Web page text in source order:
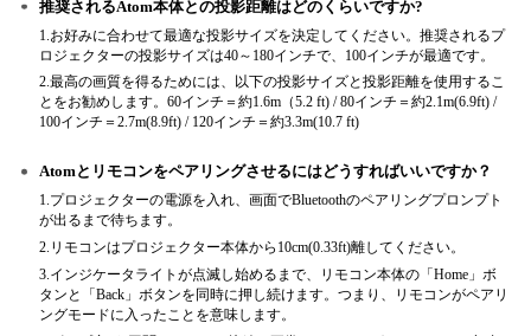
推奨されるAtom本体との投影距離はどのくらいですか?
1.お好みに合わせて最適な投影サイズを決定してください。推奨されるプ
ロジェクターの投影サイズは40～180インチで、100インチが最適です。
2.最高の画質を得るためには、以下の投影サイズと投影距離を使用するこ
とをお勧めします。60インチ＝約1.6m（5.2 ft) / 80インチ＝約2.1m(6.9ft) /
100インチ＝2.7m(8.9ft) / 120インチ＝約3.3m(10.7 ft)
Atomとリモコンをペアリングさせるにはどうすればいいですか？
1.プロジェクターの電源を入れ、画面でBluetoothのペアリングプロンプト
が出るまで待ちます。
2.リモコンはプロジェクター本体から10cm(0.33ft)離してください。
3.インジケータライトが点滅し始めるまで、リモコン本体の「Home」ボ
タンと「Back」ボタンを同時に押し続けます。つまり、リモコンがペアリ
ングモードに入ったことを意味します。